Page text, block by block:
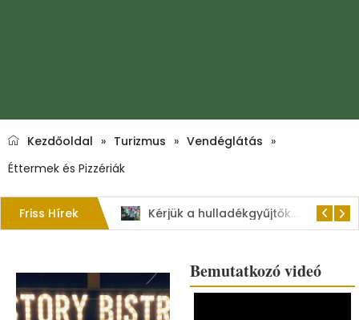
Kezdőoldal » Turizmus » Vendéglátás »
Éttermek és Pizzériák
Friss Hírek Kérjük a hulladékgyűjtők rendeltetésszerű használatát!
Bemutatkozó videó